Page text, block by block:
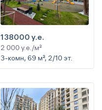
138000 y.e.
2 000 y.e./м²
3-комн, 69 м², 2/10 эт.